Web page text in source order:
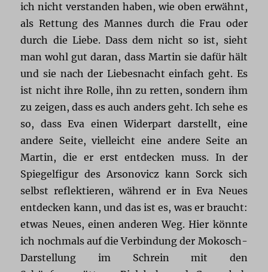
ich nicht verstanden haben, wie oben erwähnt,
als Rettung des Mannes durch die Frau oder
durch die Liebe. Dass dem nicht so ist, sieht
man wohl gut daran, dass Martin sie dafür hält
und sie nach der Liebesnacht einfach geht. Es
ist nicht ihre Rolle, ihn zu retten, sondern ihm
zu zeigen, dass es auch anders geht. Ich sehe es
so, dass Eva einen Widerpart darstellt, eine
andere Seite, vielleicht eine andere Seite an
Martin, die er erst entdecken muss. In der
Spiegelfigur des Arsonovicz kann Sorck sich
selbst reflektieren, während er in Eva Neues
entdecken kann, und das ist es, was er braucht:
etwas Neues, einen anderen Weg. Hier könnte
ich nochmals auf die Verbindung der Mokosch-
Darstellung im Schrein mit den